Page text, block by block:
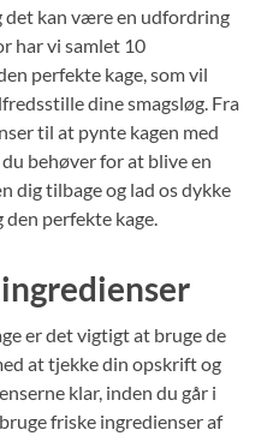
det kan være en udfordring
har vi samlet 10
perfekte kage, som vil
dine smagsløg. Fra
til at pynte kagen med
behøver for at blive en
dig tilbage og lad os dykke
perfekte kage.
er det vigtigt at bruge de
at tjekke din opskrift og
klar, inden du går i
friske ingredienser af